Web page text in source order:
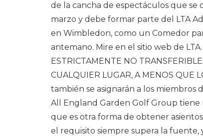
de la cancha de espectáculos que se
marzo y debe formar parte del LTA
en Wimbledon, como un Comedor
antemano. Mire en el sitio web de
ESTRICTAMENTE NO
CUALQUIER LUGAR, A MENOS QUE
también se asignarán a los miembros
All England Garden Golf Group tiene
que es otra forma de obtener
el requisito siempre supera la fuente,